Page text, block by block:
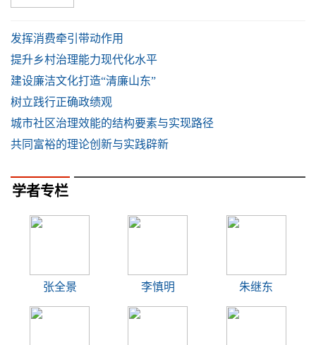
发挥消费牵引带动作用
提升乡村治理能力现代化水平
建设廉洁文化打造“清廉山东”
树立践行正确政绩观
城市社区治理效能的结构要素与实现路径
共同富裕的理论创新与实践辟新
学者专栏
张全景 李慎明 朱继东